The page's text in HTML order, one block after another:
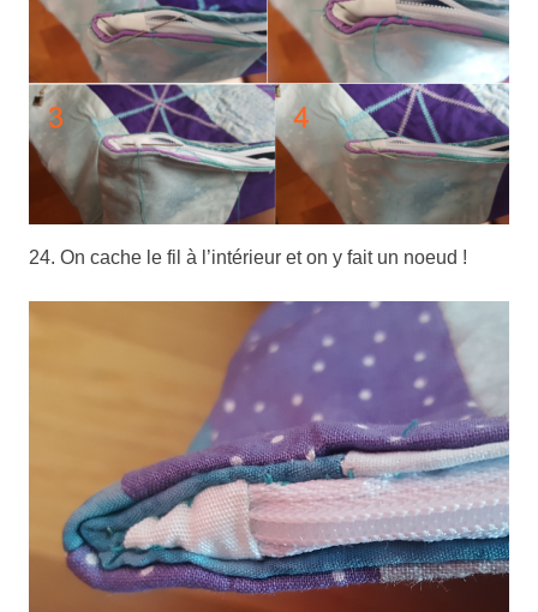
24. On cache le fil à l’intérieur et on y fait un noeud !